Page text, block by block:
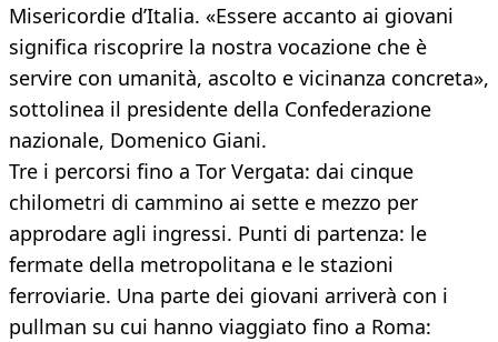
Misericordie d’Italia. «Essere accanto ai giovani
significa riscoprire la nostra vocazione che è
servire con umanità, ascolto e vicinanza concreta»,
sottolinea il presidente della Confederazione
nazionale, Domenico Giani.
Tre i percorsi fino a Tor Vergata: dai cinque
chilometri di cammino ai sette e mezzo per
approdare agli ingressi. Punti di partenza: le
fermate della metropolitana e le stazioni
ferroviarie. Una parte dei giovani arriverà con i
pullman su cui hanno viaggiato fino a Roma: